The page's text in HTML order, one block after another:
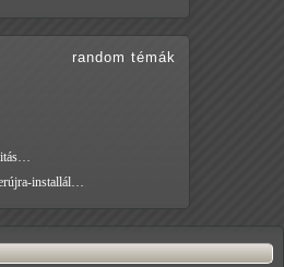
random témák
installál…